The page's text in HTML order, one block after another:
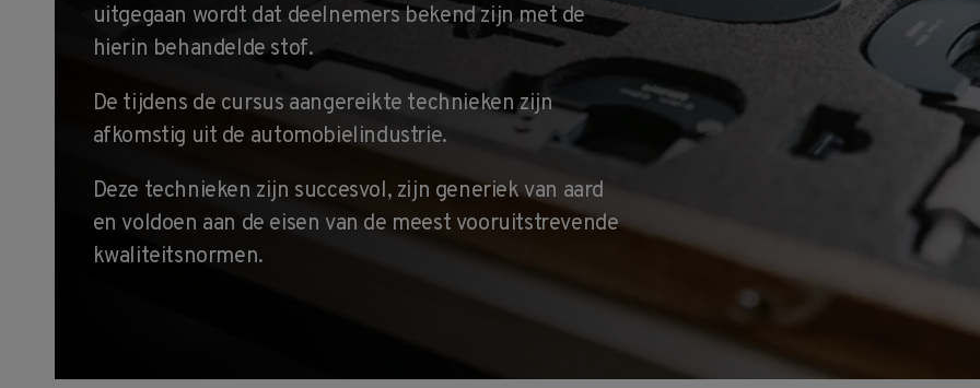
uitgegaan wordt dat deelnemers bekend zijn met de
hierin behandelde stof.
De tijdens de cursus aangereikte technieken zijn
afkomstig uit de automobielindustrie.
Deze technieken zijn succesvol, zijn generiek van aard
en voldoen aan de eisen van de meest vooruitstrevende
kwaliteitsnormen.